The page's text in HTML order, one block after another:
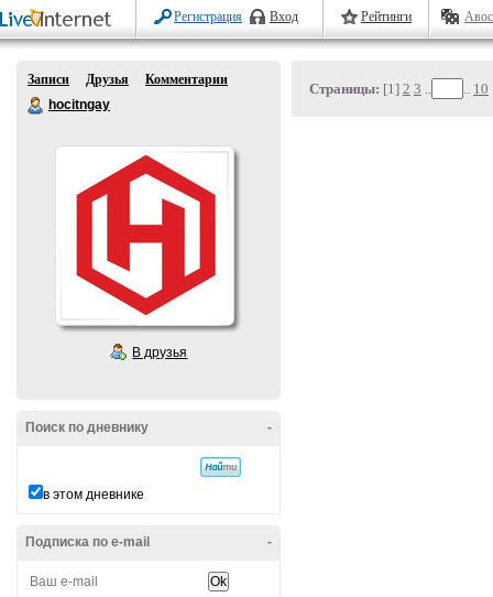
Регистрация Вход Рейтинги
Записи Друзья
Комментарии
hocitngay
В друзья
-
Поиск по дневнику
в этом дневнике
-
Подписка по e-mail
Страницы: [1] 2 3 .. .. 10